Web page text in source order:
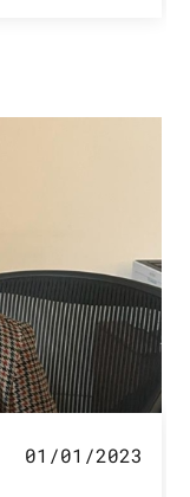
01/01/2023